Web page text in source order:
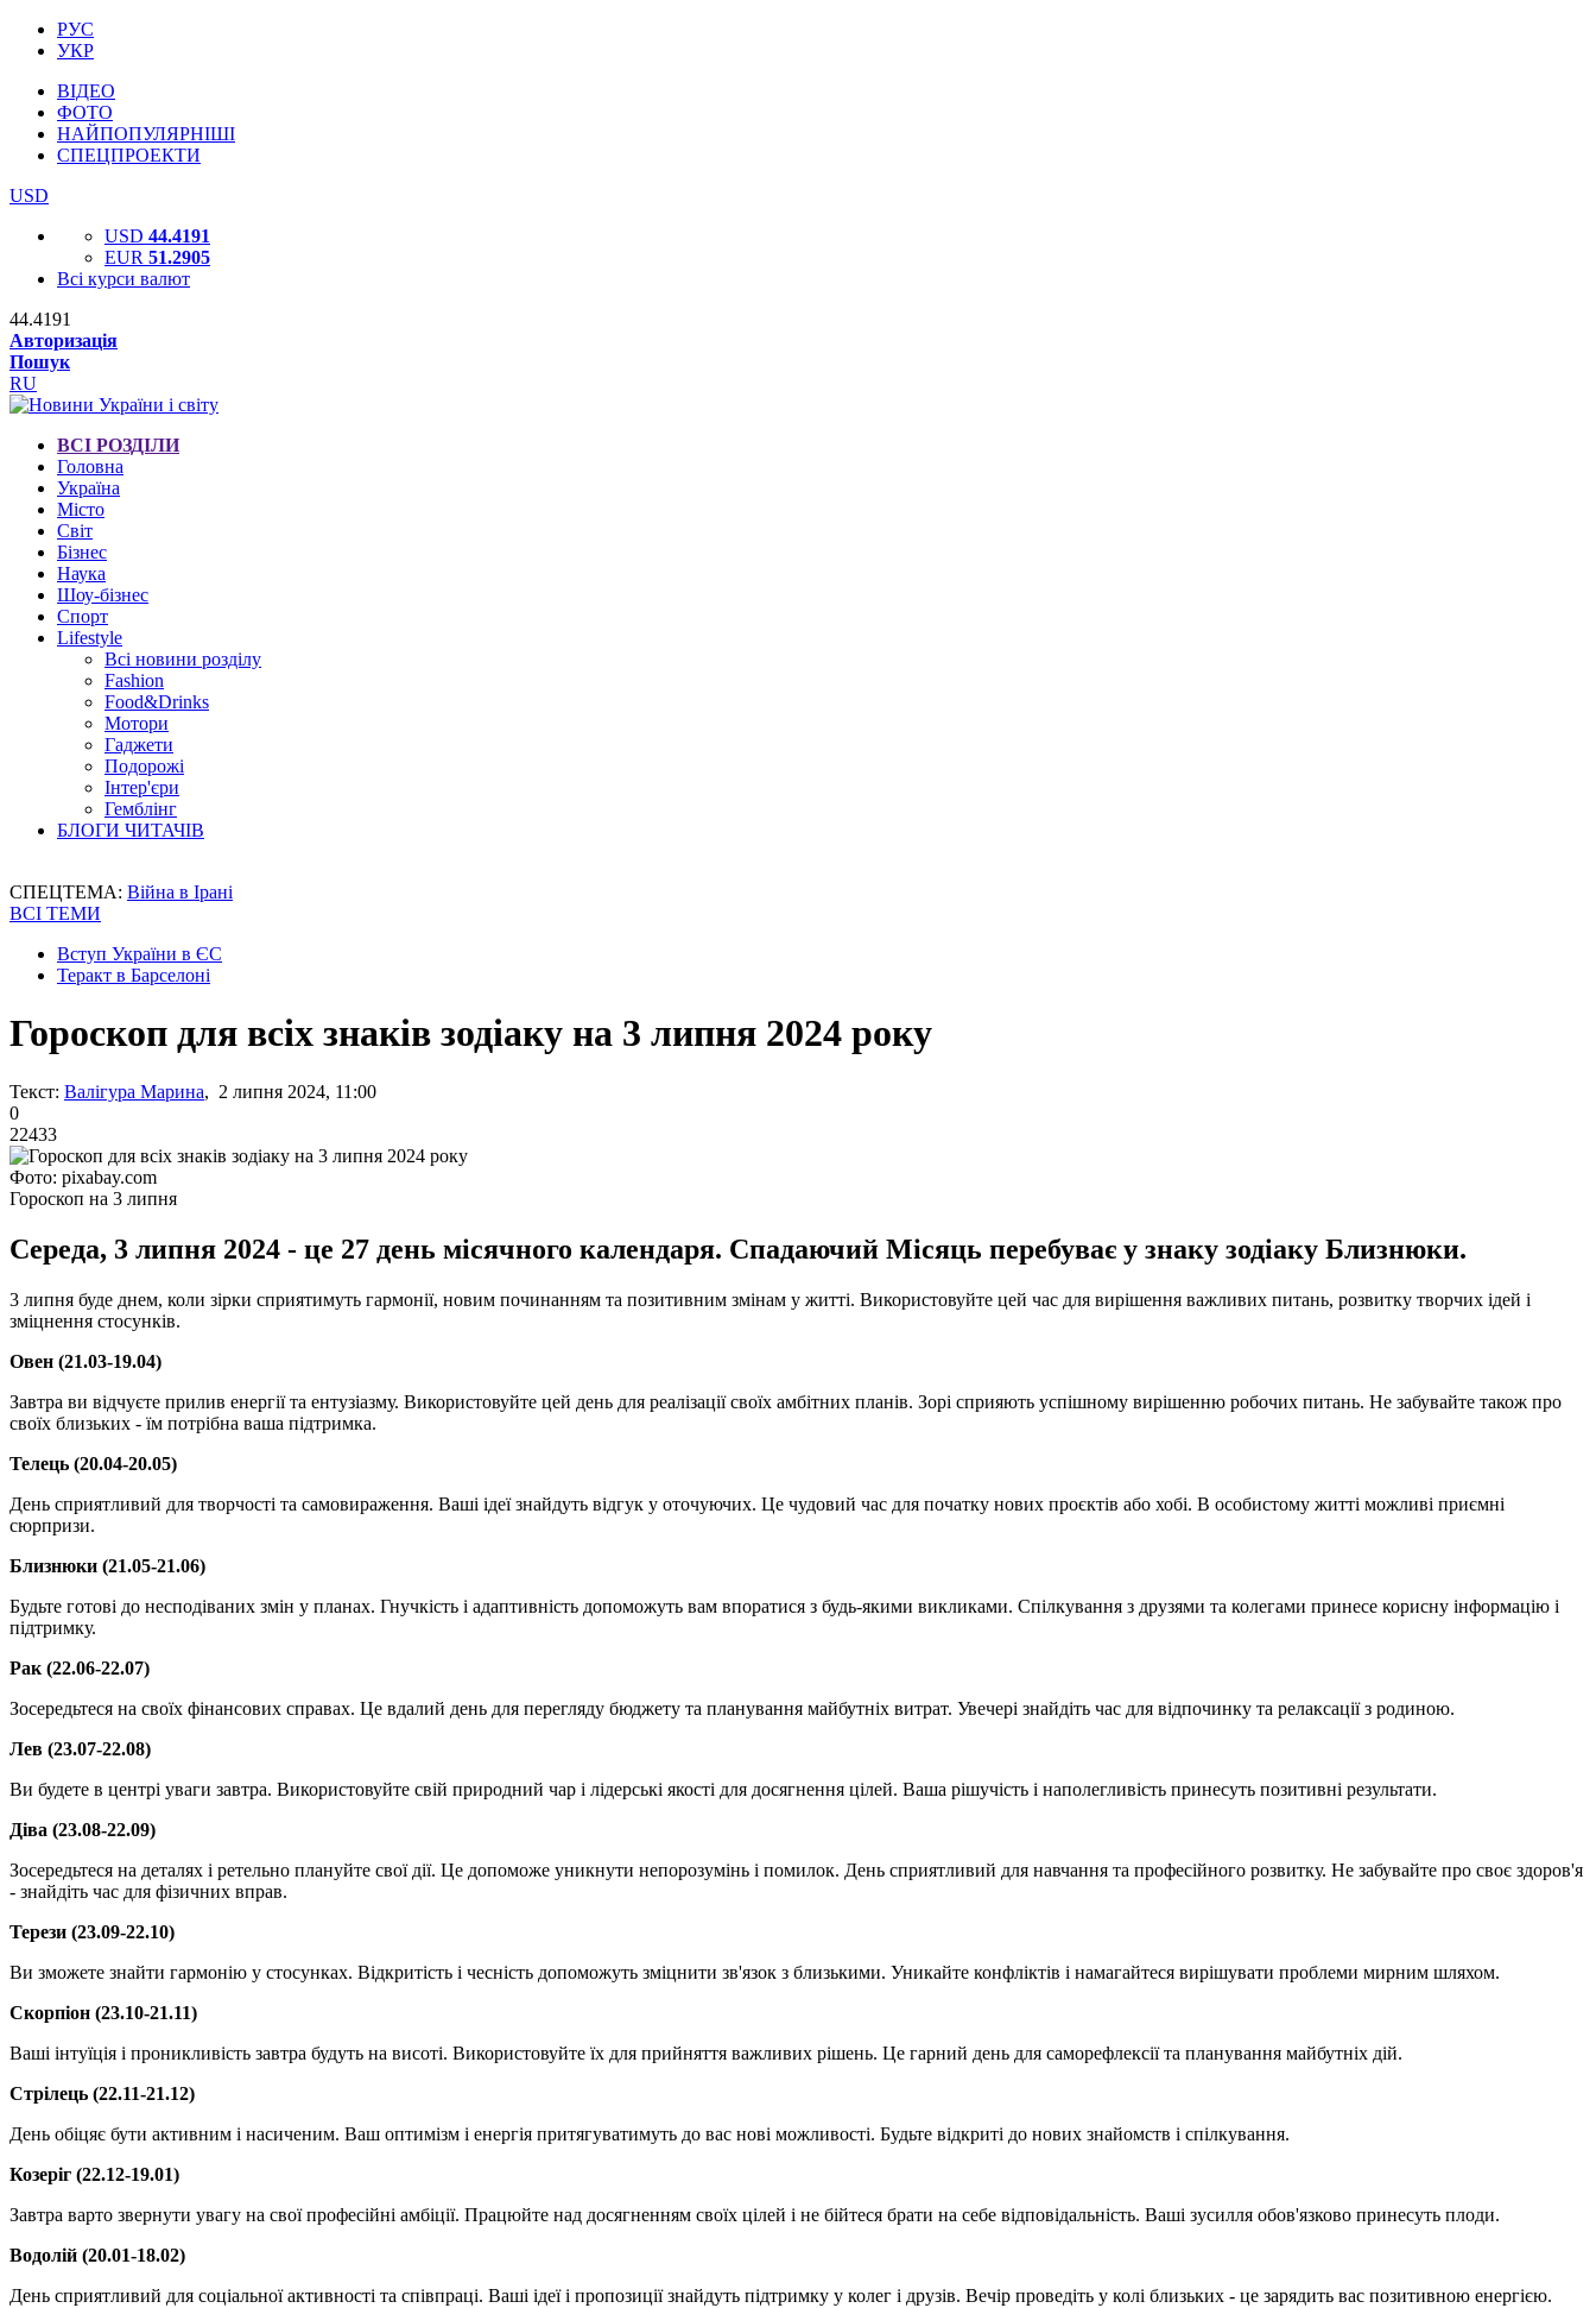
РУС
УКР
ВІДЕО
ФОТО
НАЙПОПУЛЯРНІШІ
СПЕЦПРОЕКТИ
USD
USD 44.4191
EUR 51.2905
Всі курси валют
44.4191
Авторизація
Пошук
RU
ВСІ РОЗДІЛИ
Головна
Україна
Місто
Світ
Бізнес
Наука
Шоу-бізнес
Спорт
Lifestyle
Всі новини розділу
Fashion
Food&Drinks
Мотори
Гаджети
Подорожі
Інтер'єри
Гемблінг
БЛОГИ ЧИТАЧІВ
СПЕЦТЕМА: Війна в Ірані
ВСІ ТЕМИ
Вступ України в ЄС
Теракт в Барселоні
Гороскоп для всіх знаків зодіаку на 3 липня 2024 року
Текст: Валігура Марина, 2 липня 2024, 11:00
0
22433
Фото: pixabay.com
Гороскоп на 3 липня
Середа, 3 липня 2024 - це 27 день місячного календаря. Спадаючий Місяць перебуває у знаку зодіаку Близнюки.
3 липня буде днем, коли зірки сприятимуть гармонії, новим починанням та позитивним змінам у житті. Використовуйте цей час для вирішення важливих питань, розвитку творчих ідей і
зміцнення стосунків.
Овен (21.03-19.04)
Завтра ви відчуєте прилив енергії та ентузіазму. Використовуйте цей день для реалізації своїх амбітних планів. Зорі сприяють успішному вирішенню робочих питань. Не забувайте також про
своїх близьких - їм потрібна ваша підтримка.
Телець (20.04-20.05)
День сприятливий для творчості та самовираження. Ваші ідеї знайдуть відгук у оточуючих. Це чудовий час для початку нових проєктів або хобі. В особистому житті можливі приємні
сюрпризи.
Близнюки (21.05-21.06)
Будьте готові до несподіваних змін у планах. Гнучкість і адаптивність допоможуть вам впоратися з будь-якими викликами. Спілкування з друзями та колегами принесе корисну інформацію і
підтримку.
Рак (22.06-22.07)
Зосередьтеся на своїх фінансових справах. Це вдалий день для перегляду бюджету та планування майбутніх витрат. Увечері знайдіть час для відпочинку та релаксації з родиною.
Лев (23.07-22.08)
Ви будете в центрі уваги завтра. Використовуйте свій природний чар і лідерські якості для досягнення цілей. Ваша рішучість і наполегливість принесуть позитивні результати.
Діва (23.08-22.09)
Зосередьтеся на деталях і ретельно плануйте свої дії. Це допоможе уникнути непорозумінь і помилок. День сприятливий для навчання та професійного розвитку. Не забувайте про своє здоров'я
- знайдіть час для фізичних вправ.
Терези (23.09-22.10)
Ви зможете знайти гармонію у стосунках. Відкритість і чесність допоможуть зміцнити зв'язок з близькими. Уникайте конфліктів і намагайтеся вирішувати проблеми мирним шляхом.
Скорпіон (23.10-21.11)
Ваші інтуїція і проникливість завтра будуть на висоті. Використовуйте їх для прийняття важливих рішень. Це гарний день для саморефлексії та планування майбутніх дій.
Стрілець (22.11-21.12)
День обіцяє бути активним і насиченим. Ваш оптимізм і енергія притягуватимуть до вас нові можливості. Будьте відкриті до нових знайомств і спілкування.
Козеріг (22.12-19.01)
Завтра варто звернути увагу на свої професійні амбіції. Працюйте над досягненням своїх цілей і не бійтеся брати на себе відповідальність. Ваші зусилля обов'язково принесуть плоди.
Водолій (20.01-18.02)
День сприятливий для соціальної активності та співпраці. Ваші ідеї і пропозиції знайдуть підтримку у колег і друзів. Вечір проведіть у колі близьких - це зарядить вас позитивною енергією.